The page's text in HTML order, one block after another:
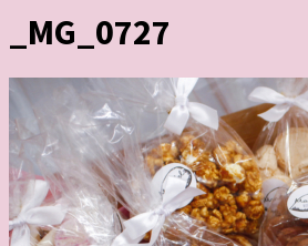
_MG_0727